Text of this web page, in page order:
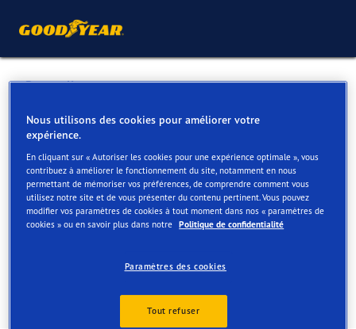
Retour liste
GARAGE PICARD SA
Services disponibles en ligne et en magasin
Contact Services
Nous utilisons des cookies pour améliorer votre
expérience.
En cliquant sur « Autoriser les cookies pour une expérience optimale », vous
contribuez à améliorer le fonctionnement du site, notamment en nous
permettant de mémoriser vos préférences, de comprendre comment vous
utilisez notre site et de vous présenter du contenu pertinent. Vous pouvez
modifier vos paramètres de cookies à tout moment dans nos « paramètres de
cookies » ou en savoir plus dans notre Politique de confidentialité
Paramètres des cookies
Tout refuser